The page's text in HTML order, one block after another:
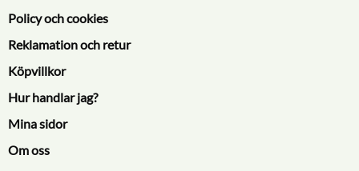
Policy och cookies
Reklamation och retur
Köpvillkor
Hur handlar jag?
Mina sidor
Om oss